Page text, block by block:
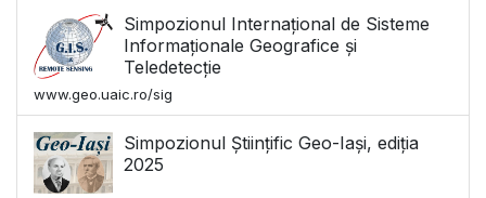
Simpozionul Internațional de Sisteme
Informaționale Geografice și
Teledetecție
www.geo.uaic.ro/sig
Simpozionul Științific Geo-Iași, ediția
2025